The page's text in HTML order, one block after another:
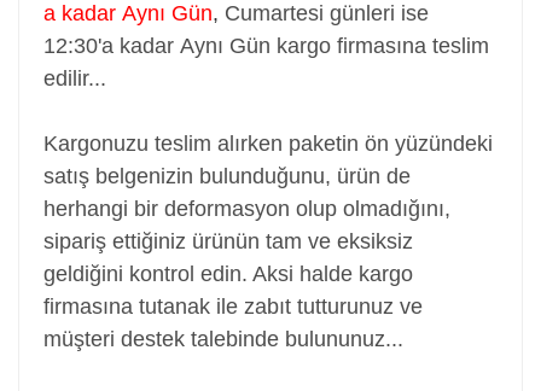
a kadar Aynı Gün, Cumartesi günleri ise
12:30'a kadar Aynı Gün kargo firmasına teslim
edilir...
Kargonuzu teslim alırken paketin ön yüzündeki
satış belgenizin bulunduğunu, ürün de
herhangi bir deformasyon olup olmadığını,
sipariş ettiğiniz ürünün tam ve eksiksiz
geldiğini kontrol edin. Aksi halde kargo
firmasına tutanak ile zabıt tutturunuz ve
müşteri destek talebinde bulununuz...